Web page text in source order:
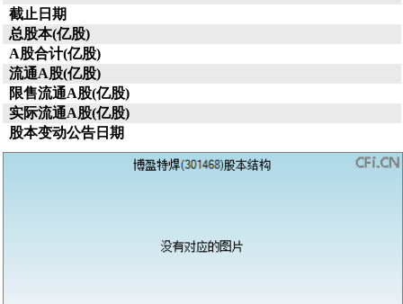
截止日期
总股本(亿股)
A股合计(亿股)
流通A股(亿股)
限售流通A股(亿股)
实际流通A股(亿股)
股本变动公告日期